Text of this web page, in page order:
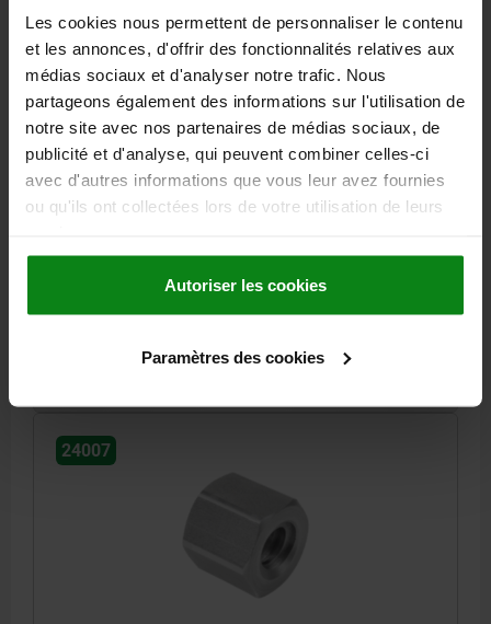
Les cookies nous permettent de personnaliser le contenu
et les annonces, d'offrir des fonctionnalités relatives aux
médias sociaux et d'analyser notre trafic. Nous
partageons également des informations sur l'utilisation de
notre site avec nos partenaires de médias sociaux, de
publicité et d'analyse, qui peuvent combiner celles-ci
avec d'autres informations que vous leur avez fournies
ou qu'ils ont collectées lors de votre utilisation de leurs
Autoriser les cookies
Paramètres des cookies
ÉCROU TRAPÉZOïDAL FILETAGE À DROITE, PAS
SIMPLE, TR 18X4, L=27, SW=27, ACIER
MATÉRIAU DU CORPS DE BASE=ACIER
24007